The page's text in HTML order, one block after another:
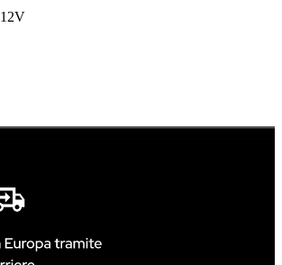
12V